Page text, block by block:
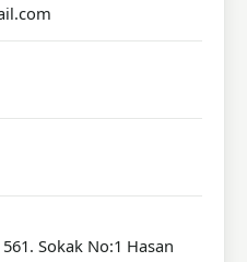
Sokak No:1 Hasan